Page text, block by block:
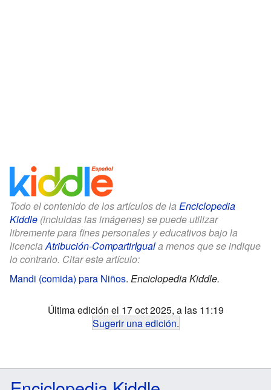
Todo el contenido de los artículos de la Enciclopedia
Kiddle (incluidas las imágenes) se puede utilizar
libremente para fines personales y educativos bajo la
licenciaAtribución-CompartirIguala menos que se indique
lo contrario. Citar este artículo:
Mandi (comida) para Niños. Enciclopedia Kiddle.
Última edición el 17 oct 2025, a las 11:19
Sugerir una edición.